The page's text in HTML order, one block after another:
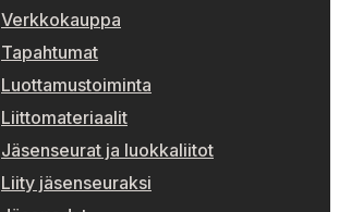
Verkkokauppa
Tapahtumat
Luottamustoiminta
Liittomateriaalit
Jäsenseurat ja luokkaliitot
Liity jäsenseuraksi